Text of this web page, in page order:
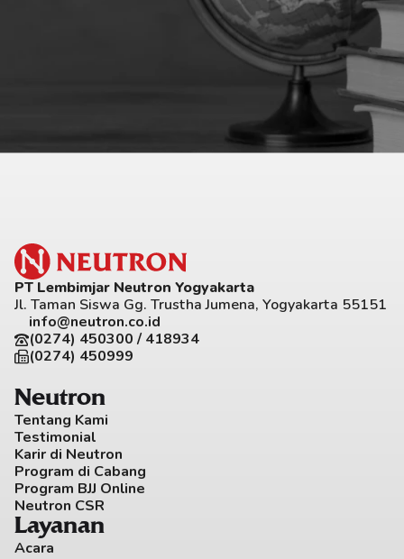
PT Lembimjar Neutron Yogyakarta
Jl. Taman Siswa Gg. Trustha Jumena, Yogyakarta 55151
info@neutron.co.id
(0274) 450300 / 418934
(0274) 450999
Neutron
Tentang Kami
Testimonial
Karir di Neutron
Program di Cabang
Program BJJ Online
Neutron CSR
Layanan
Acara